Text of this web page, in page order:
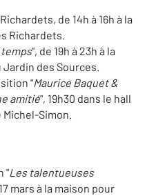
de 14h à 16h à la
Richardets.
", de 19h à 23h à la
des Sources.
"Maurice Baquet &
amitié", 19h30 dans le hall
Simon.
"Les talentueuses
mars à la maison pour